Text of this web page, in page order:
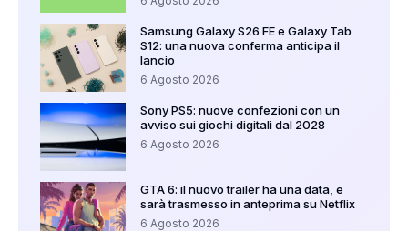
Samsung Galaxy S26 FE e Galaxy Tab
S12: una nuova conferma anticipa il
lancio
6 Agosto 2026
Sony PS5: nuove confezioni con un
avviso sui giochi digitali dal 2028
6 Agosto 2026
GTA 6: il nuovo trailer ha una data, e
sarà trasmesso in anteprima su Netflix
6 Agosto 2026